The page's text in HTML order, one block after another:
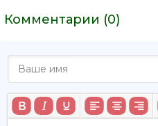
Комментарии (0)